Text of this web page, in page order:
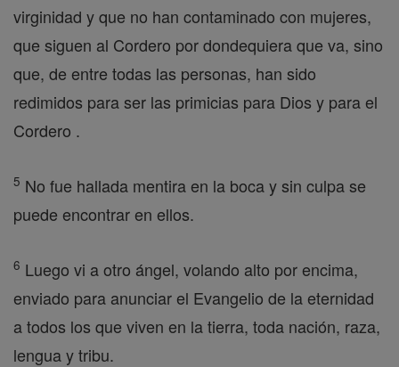
virginidad y que no han contaminado con mujeres,
que siguen al Cordero por dondequiera que va, sino
que, de entre todas las personas, han sido
redimidos para ser las primicias para Dios y para el
Cordero .
5 No fue hallada mentira en la boca y sin culpa se
puede encontrar en ellos.
6 Luego vi a otro ángel, volando alto por encima,
enviado para anunciar el Evangelio de la eternidad
a todos los que viven en la tierra, toda nación, raza,
lengua y tribu.